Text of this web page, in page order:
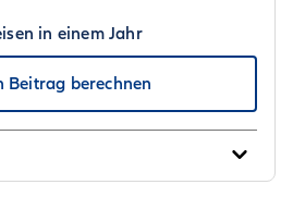
in einem Jahr
Beitrag berechnen